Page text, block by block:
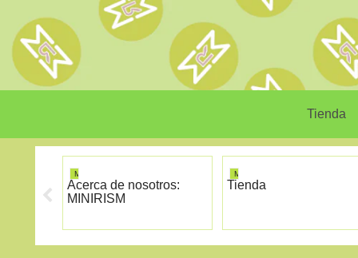
Tienda
MINIRISM
Acerca de nosotros:
MINIRISM
MINIRISM
Tienda